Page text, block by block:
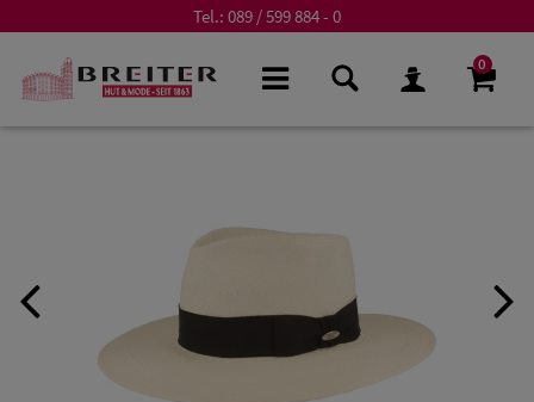
Tel.: 089 / 599 884 - 0
0